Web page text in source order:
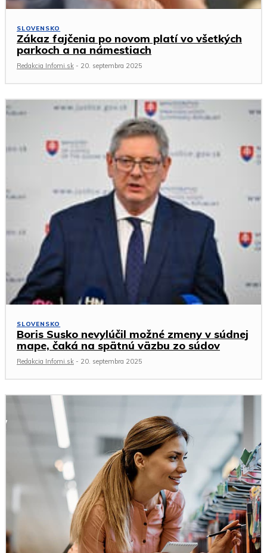
SLOVENSKO
Zákaz fajčenia po novom platí vo všetkých
parkoch a na námestiach
Redakcia Infomi.sk - 20. septembra 2025
SLOVENSKO
Boris Susko nevylúčil možné zmeny v súdnej
mape, čaká na spätnú väzbu zo súdov
Redakcia Infomi.sk - 20. septembra 2025